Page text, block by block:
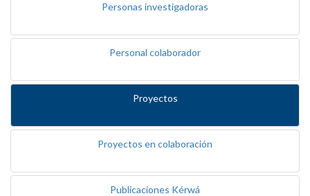
Personas investigadoras
Personal colaborador
Proyectos
Proyectos en colaboración
Publicaciones Kérwá